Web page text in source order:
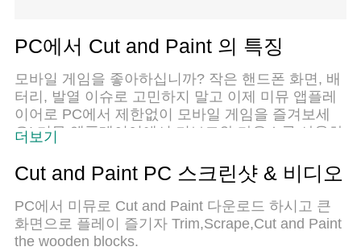
PC에서 Cut and Paint 의 특징
모바일 게임을 좋아하십니까? 작은 핸드폰 화면, 배
터리, 발열 이슈로 고민하지 말고 이제 미뮤 앱플레
이어로 PC에서 제한없이 모바일 게임을 즐겨보세
요! 미뮤 앱플레이어에서 키보드와 마우스를 사용하
컴퓨터에서 다운로드 하시고 Cut and Paint 설치하
세요. 배터리 걱정, 발열 걱정 필요없이 마음껏 즐길
수 있습니다; 미뮤 멀티로 무장하여 모바일 게임을
한층 더 재미있게 플레이할 수 있습니다!
더보기
Cut and Paint PC 스크린샷 & 비디오
PC에서 미뮤로 Cut and Paint 다운로드 하시고 큰
화면으로 플레이 즐기자 Trim,Scrape,Cut and Paint
the wooden blocks.